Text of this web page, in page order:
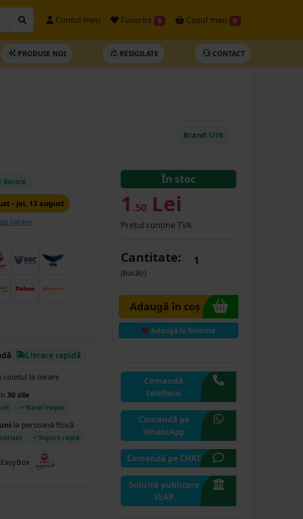
Contul meu Favorite 0 Coșul meu 0
PRODUSE NOI RESIGILATE CONTACT
Brand: UTB
livrare
- joi, 13 august
livrare
Livrare rapidă
coletul la livrare
30 zile
Banii înapoi
la persoană fizică
Suport rapid
În stoc
1 .50 Lei
Prețul conține TVA
Cantitate:
(Bucăți)
Adaugă în coș
Adaugă la favorite
Comandă
telefonic
Comandă pe
WhatsApp
Comandă pe CHAT
Solicită publicare
SEAP